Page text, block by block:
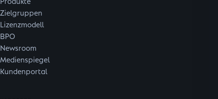
Zielgruppen
Lizenzmodell
BPO
Newsroom
Medienspiegel
Kundenportal